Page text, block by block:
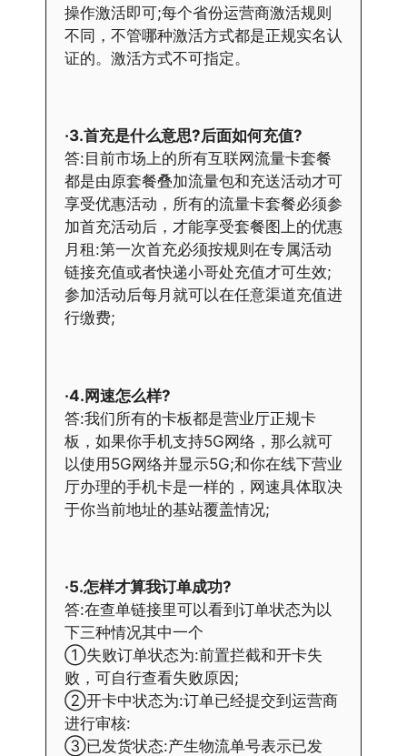
操作激活即可;每个省份运营商激活规则
不同，不管哪种激活方式都是正规实名认
证的。激活方式不可指定。
·3.首充是什么意思?后面如何充值?
答:目前市场上的所有互联网流量卡套餐
都是由原套餐叠加流量包和充送活动才可
享受优惠活动，所有的流量卡套餐必须参
加首充活动后，才能享受套餐图上的优惠
月租:第一次首充必须按规则在专属活动
链接充值或者快递小哥处充值才可生效;
参加活动后每月就可以在任意渠道充值进
行缴费;
·4.网速怎么样?
答:我们所有的卡板都是营业厅正规卡
板，如果你手机支持5G网络，那么就可
以使用5G网络并显示5G;和你在线下营业
厅办理的手机卡是一样的，网速具体取决
于你当前地址的基站覆盖情况;
·5.怎样才算我订单成功?
答:在查单链接里可以看到订单状态为以
下三种情况其中一个
①失败订单状态为:前置拦截和开卡失
败，可自行查看失败原因;
②开卡中状态为:订单已经提交到运营商
进行审核:
③已发货状态:产生物流单号表示已发